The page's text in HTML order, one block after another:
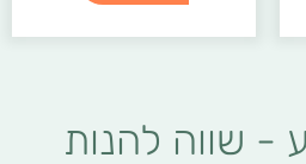
- שווה להנות